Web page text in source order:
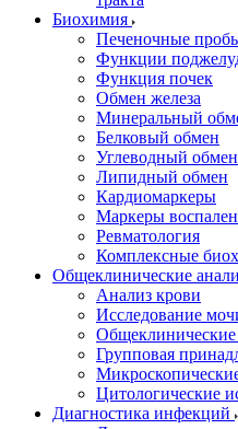
Биохимия
Печеночные
Функции
Функция почек
Обмен железа
Минеральный
Белковый обмен
Углеводный обмен
Липидный обмен
Кардиомаркеры
Маркеры
Ревматология
Комплексные
Общеклинические
Анализ крови
Исследование
Общеклинические
Групповая
Цитологические
Диагностика инфекций